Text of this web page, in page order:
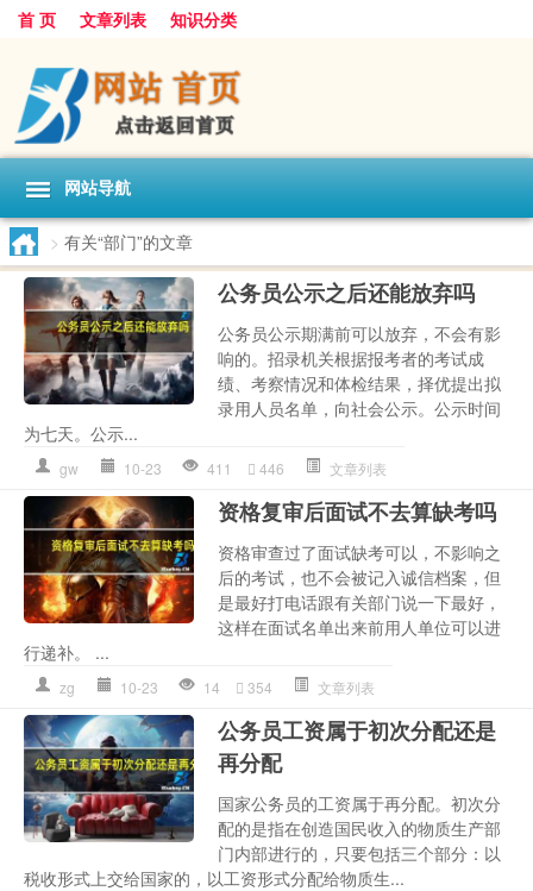
首 页 文章列表 知识分类
网站导航
> 有关“部门”的文章
公务员公示之后还能放弃吗
公务员公示期满前可以放弃，不会有影
响的。招录机关根据报考者的考试成
绩、考察情况和体检结果，择优提出拟
录用人员名单，向社会公示。公示时间
为七天。公示...
gw 10-23 411 446 文章列表
资格复审后面试不去算缺考吗
资格审查过了面试缺考可以，不影响之
后的考试，也不会被记入诚信档案，但
是最好打电话跟有关部门说一下最好，
这样在面试名单出来前用人单位可以进
行递补。 ...
zg 10-23 14 354 文章列表
公务员工资属于初次分配还是
再分配
国家公务员的工资属于再分配。初次分
配的是指在创造国民收入的物质生产部
门内部进行的，只要包括三个部分：以
税收形式上交给国家的，以工资形式分配给物质生...